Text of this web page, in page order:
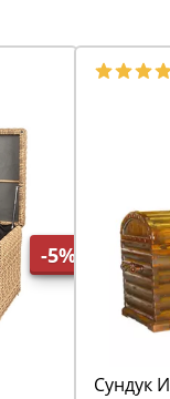
-5%
Сундук